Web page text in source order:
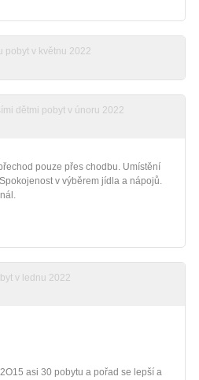
pobyt v květnu 2022
dětmi pobyt v únoru 2022
pouze přes chodbu. Umístění
v výběrem jídla a nápojů.
v lednu 2022
asi 30 pobytu a pořad se lepší a